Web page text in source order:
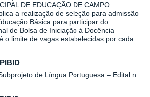
DE EDUCAÇÃO DE CAMPO
a realização de seleção para admissão
Básica para participar do
de Bolsa de Iniciação à Docência
o limite de vagas estabelecidas por cada
de Língua Portuguesa – Edital n.